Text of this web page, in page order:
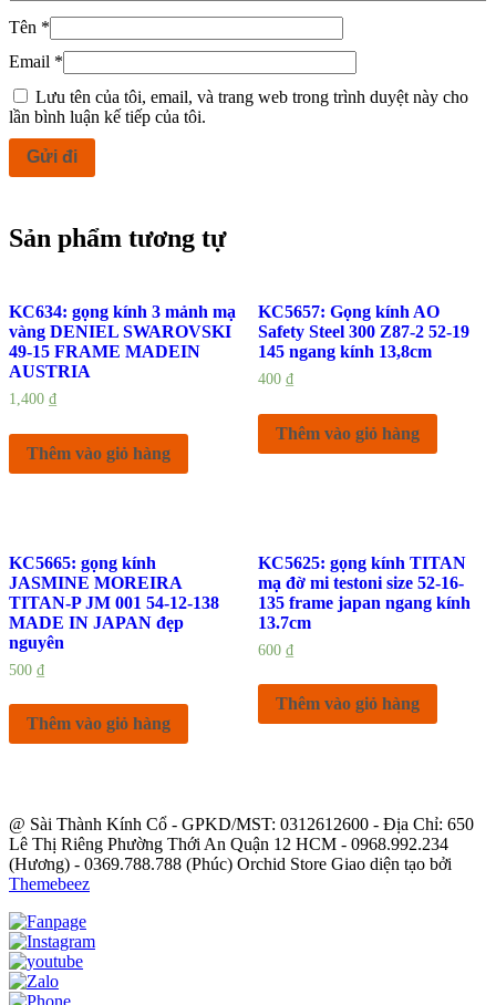
Tên *
Email *
Lưu tên của tôi, email, và trang web trong trình duyệt này cho
lần bình luận kế tiếp của tôi.
Sản phẩm tương tự
KC634: gọng kính 3 mảnh mạ
vàng DENIEL SWAROVSKI
49-15 FRAME MADEIN
AUSTRIA
1,400 ₫
Thêm vào giỏ hàng
KC5657: Gọng kính AO
Safety Steel 300 Z87-2 52-19
145 ngang kính 13,8cm
400 ₫
Thêm vào giỏ hàng
KC5665: gọng kính
JASMINE MOREIRA
TITAN-P JM 001 54-12-138
MADE IN JAPAN đẹp
nguyên
500 ₫
Thêm vào giỏ hàng
KC5625: gọng kính TITAN
mạ đờ mi testoni size 52-16-
135 frame japan ngang kính
13.7cm
600 ₫
Thêm vào giỏ hàng
@ Sài Thành Kính Cổ - GPKD/MST: 0312612600 - Địa Chỉ: 650
Lê Thị Riêng Phường Thới An Quận 12 HCM - 0968.992.234
(Hương) - 0369.788.788 (Phúc) Orchid Store Giao diện tạo bởi
Themebeez